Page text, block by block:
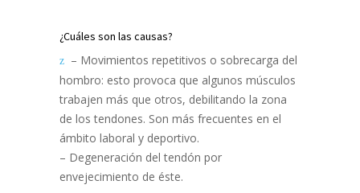
¿Cuáles son las causas?
– Movimientos repetitivos o sobrecarga del
hombro: esto provoca que algunos músculos
trabajen más que otros, debilitando la zona
de los tendones. Son más frecuentes en el
ámbito laboral y deportivo.
– Degeneración del tendón por
envejecimiento de éste.